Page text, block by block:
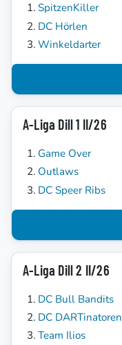
SpitzenKiller
DC Hörlen
Winkeldarter
A-Liga Dill 1 II/26
Game Over
Outlaws
DC Speer Ribs
A-Liga Dill 2 II/26
DC Bull Bandits
DC DARTinatoren
Team Ilios